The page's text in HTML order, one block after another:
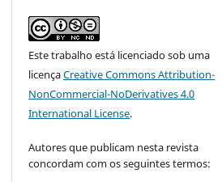
Este trabalho está licenciado sob uma
licençaCreative Commons Attribution-
NonCommercial-NoDerivatives 4.0
International License.
Autores que publicam nesta revista
concordam com os seguintes termos: